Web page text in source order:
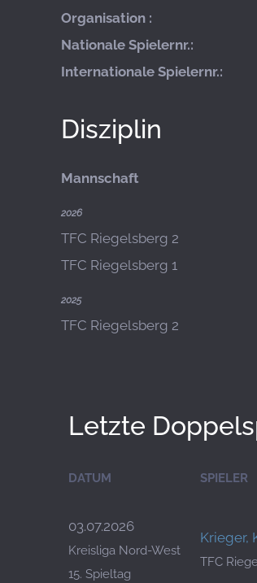
Organisation :
Nationale Spielernr.:
Internationale Spielernr.:
Disziplin
Mannschaft
2026
TFC Riegelsberg 2
TFC Riegelsberg 1
2025
TFC Riegelsberg 2
Letzte
DATUM SPIELER
03.07.2026
Kreisliga Nord-West
15. Spieltag
Krieger,
TFC